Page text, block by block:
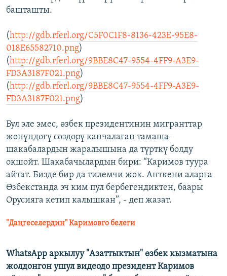
башташты.
(http://gdb.rferl.org/C5F0C1F8-8136-423E-95E8-
018E65582710.png)
(http://gdb.rferl.org/9BBE8C47-9554-4FF9-A3E9-
FD3A3187F021.png)
(http://gdb.rferl.org/9BBE8C47-9554-4FF9-A3E9-
FD3A3187F021.png)
Бул эле эмес, өзбек президентинин мигранттар
жөнүндөгү сөздөрү канчалаган тамаша-
шакабалардын жаралышына да түрткү болду
окшойт. Шакабачылардын бири: “Каримов туура
айтат. Бизде бир да тилемчи жок. Анткени аларга
Өзбекстанда эч ким пул бербегендиктен, баары
Орусияга кетип калышкан”, - деп жазат.
"Даңгеселердин" Каримовго белеги
WhatsApp аркылуу "Азаттыктын" өзбек кызматына
жолдонгон ушул видеодо президент Каримов